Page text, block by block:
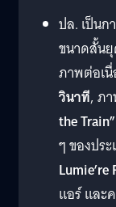
ปล. เป็น
ขนาดสั้น
ภาพต่อเนื่
วินาที, ภ
the Train”
ๆ ของประ
Lumie’re
แอร์ และ